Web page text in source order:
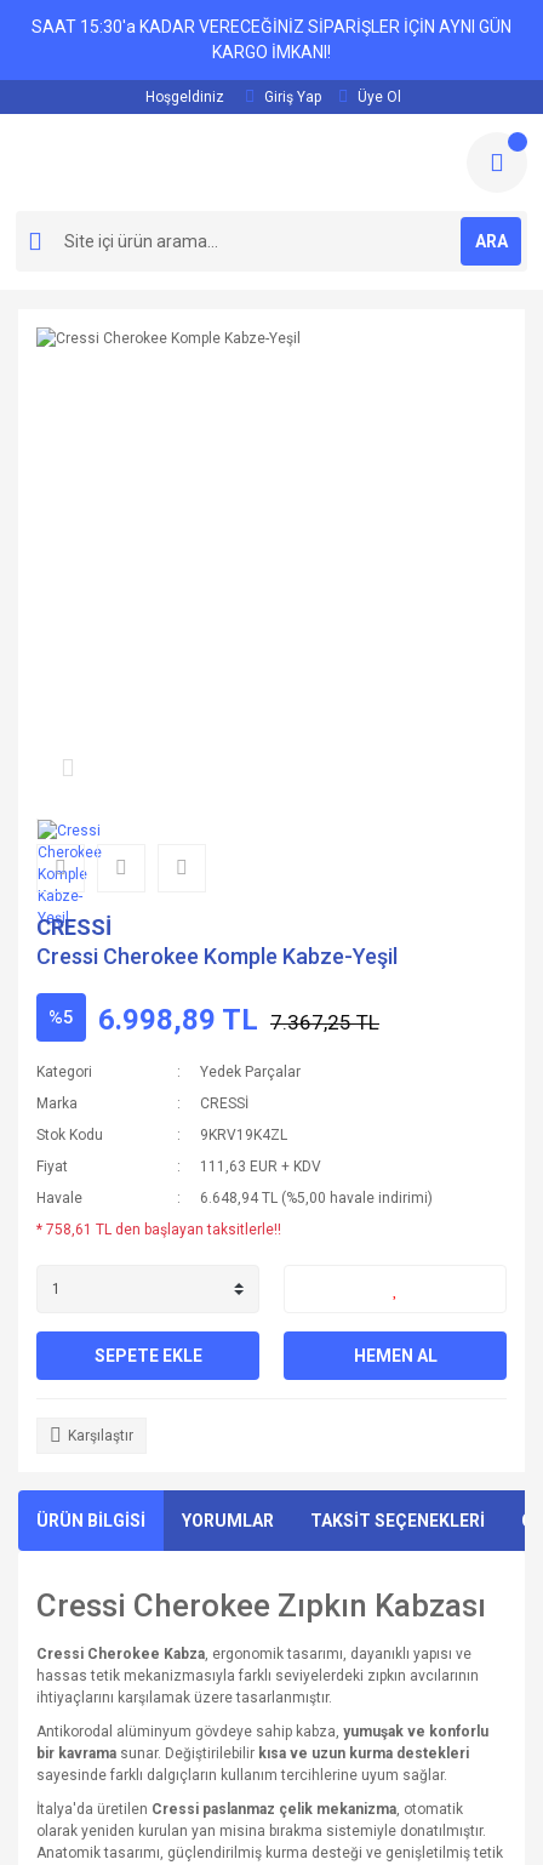
SAAT 15:30'a KADAR VERECEĞİNİZ SİPARİŞLER İÇİN AYNI GÜN
KARGO İMKANI!
Hoşgeldiniz Giriş Yap Üye Ol
ARA
CRESSİ
Cressi Cherokee Komple Kabze-Yeşil
%5 6.998,89 TL 7.367,25 TL
Kategori
Yedek Parçalar
Marka
CRESSİ
Stok Kodu
9KRV19K4ZL
Fiyat
111,63 EUR + KDV
Havale
6.648,94 TL (%5,00 havale indirimi)
* 758,61 TL den başlayan taksitlerle!!
SEPETE EKLE HEMEN AL
Karşılaştır
ÜRÜN BİLGİSİ YORUMLAR TAKSİT SEÇENEKLERİ
Cressi Cherokee Zıpkın Kabzası
Cressi Cherokee Kabza, ergonomik tasarımı, dayanıklı yapısı ve
hassas tetik mekanizmasıyla farklı seviyelerdeki zıpkın avcılarının
ihtiyaçlarını karşılamak üzere tasarlanmıştır.
Antikorodal alüminyum gövdeye sahip kabza, yumuşak ve konforlu
bir kavrama sunar. Değiştirilebilir kısa ve uzun kurma destekleri
sayesinde farklı dalgıçların kullanım tercihlerine uyum sağlar.
İtalya'da üretilen Cressi paslanmaz çelik mekanizma, otomatik
olarak yeniden kurulan yan misina bırakma sistemiyle donatılmıştır.
Anatomik tasarımı, güçlendirilmiş kurma desteği ve genişletilmiş tetik